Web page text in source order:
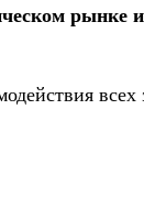
рынке
всех